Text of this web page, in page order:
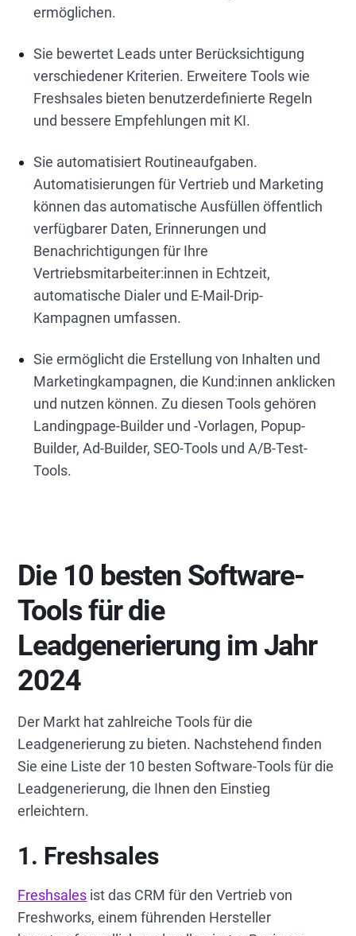
ermöglichen.
Sie bewertet Leads unter Berücksichtigung
verschiedener Kriterien. Erweitere Tools wie
Freshsales bieten benutzerdefinierte Regeln
und bessere Empfehlungen mit KI.
Sie automatisiert Routineaufgaben.
Automatisierungen für Vertrieb und Marketing
können das automatische Ausfüllen öffentlich
verfügbarer Daten, Erinnerungen und
Benachrichtigungen für Ihre
Vertriebsmitarbeiter:innen in Echtzeit,
automatische Dialer und E-Mail-Drip-
Kampagnen umfassen.
Sie ermöglicht die Erstellung von Inhalten und
Marketingkampagnen, die Kund:innen anklicken
und nutzen können. Zu diesen Tools gehören
Landingpage-Builder und -Vorlagen, Popup-
Builder, Ad-Builder, SEO-Tools und A/B-Test-
Tools.
Die 10 besten Software-
Tools für die
Leadgenerierung im Jahr
2024
Der Markt hat zahlreiche Tools für die
Leadgenerierung zu bieten. Nachstehend finden
Sie eine Liste der 10 besten Software-Tools für die
Leadgenerierung, die Ihnen den Einstieg
erleichtern.
1. Freshsales
Freshsales ist das CRM für den Vertrieb von
Freshworks, einem führenden Hersteller